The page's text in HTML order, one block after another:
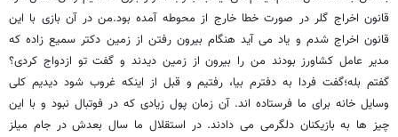
قانون اخراج گلر در صورت خطا خارج از محوطه آمده بود.من در آن بازی با این
قانون اخراج شدم و یاد می آید هنگام بیرون رفتن از زمین دکتر سمیع زاده که
مدیر عامل کشاورز بودند من را بیرون از زمین دیدند و گفت تو ازدواج کردی؟
گفتم بله؛گفت فردا به دفترم بیا، رفتیم و قبل از اینکه غروب شود دیدیم کلی
وسایل خانه برای ما فرستاده اند. آن زمان پول زیادی که در فوتبال نبود و با این
چیز ها به بازیکنان دلگرمی می دادند. در استقلال ما سال بعدش در جام میلز